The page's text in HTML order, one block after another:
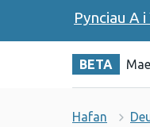
Pynciau A i
BETA
Hafan